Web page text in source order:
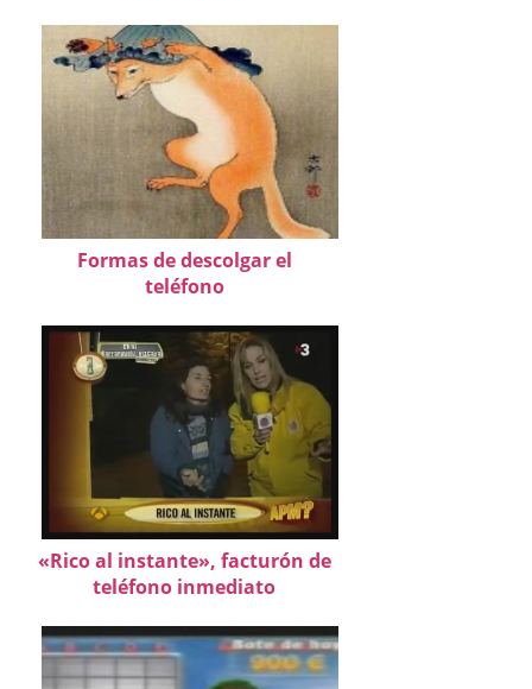
Formas de descolgar el
teléfono
«Rico al instante», facturón de
teléfono inmediato